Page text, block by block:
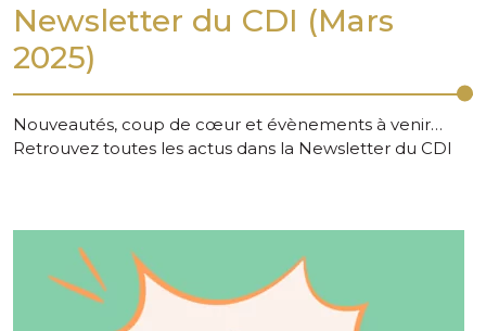
Newsletter du CDI (Mars
2025)
Nouveautés, coup de cœur et évènements à venir…
Retrouvez toutes les actus dans la Newsletter du CDI